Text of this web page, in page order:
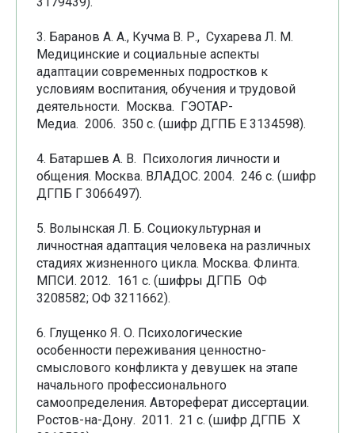
3. Баранов А. А., Кучма В. Р., Сухарева Л. М.
Медицинские и социальные аспекты
адаптации современных подростков к
условиям воспитания, обучения и трудовой
деятельности. Москва. ГЭОТАР-
Медиа. 2006. 350 с. (шифр ДГПБ Е 3134598).
4. Батаршев А. В. Психология личности и
общения. Москва. ВЛАДОС. 2004. 246 с. (шифр
ДГПБ Г 3066497).
5. Волынская Л. Б. Социокультурная и
личностная адаптация человека на различных
стадиях жизненного цикла. Москва. Флинта.
МПСИ. 2012. 161 с. (шифры ДГПБ ОФ
3208582; ОФ 3211662).
6. Глущенко Я. О. Психологические
особенности переживания ценностно-
смыслового конфликта у девушек на этапе
начального профессионального
самоопределения. Автореферат диссертации.
Ростов-на-Дону. 2011. 21 с. (шифр ДГПБ Х